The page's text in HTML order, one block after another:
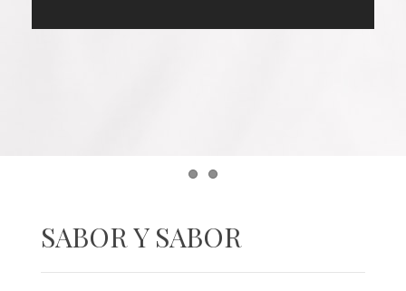
Item 1
BAR DE TOUJOUSE